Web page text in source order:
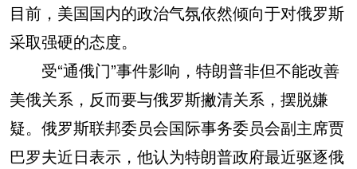
目前，美国国内的政治气氛依然倾向于对俄罗斯
采取强硬的态度。
受“通俄门”事件影响，特朗普非但不能改善
美俄关系，反而要与俄罗斯撇清关系，摆脱嫌
疑。俄罗斯联邦委员会国际事务委员会副主席贾
巴罗夫近日表示，他认为特朗普政府最近驱逐俄